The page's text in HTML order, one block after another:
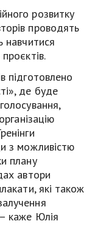
розвитку
проводять
навчитися
підготовлено
де буде
з можливістю
плану
автори
які також
каже Юлія